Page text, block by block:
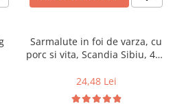
Sarmalute in foi de varza, cu
porc si vita, Scandia Sibiu, 400
24,48 Lei